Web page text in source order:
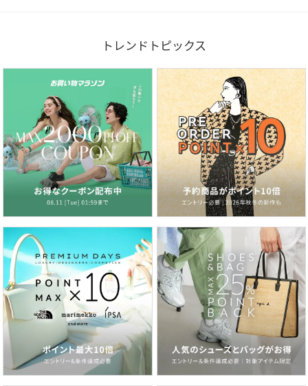
トレンドトピックス